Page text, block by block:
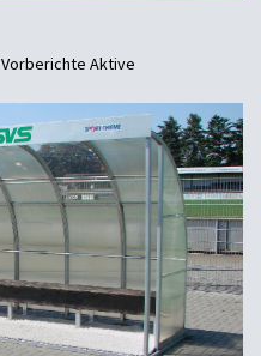
Vorberichte Aktive